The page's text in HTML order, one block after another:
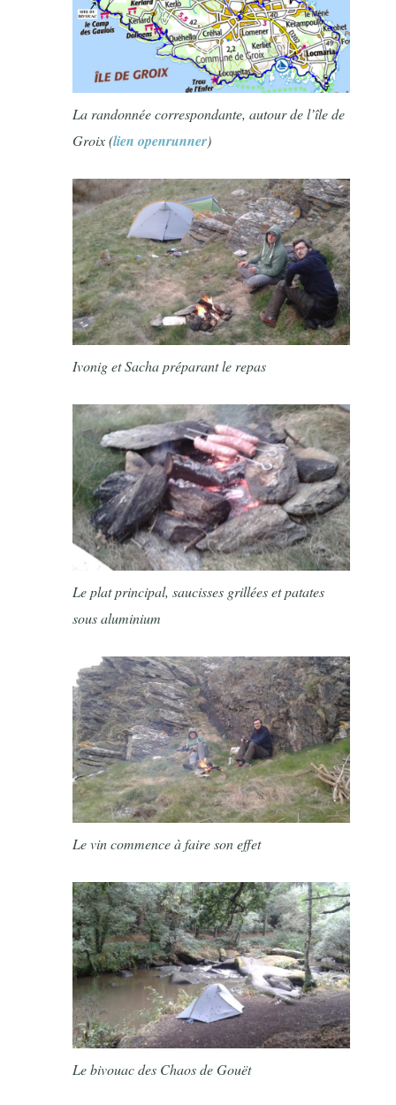
La randonnée correspondante, autour de l’île de
Groix (lien openrunner)
Ivonig et Sacha préparant le repas
Le plat principal, saucisses grillées et patates
sous aluminium
Le vin commence à faire son effet
Le bivouac des Chaos de Gouët